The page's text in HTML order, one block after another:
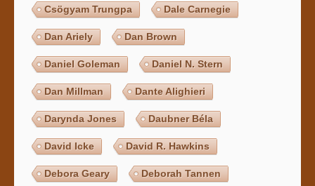
Csögyam Trungpa Dale Carnegie
Dan Ariely Dan Brown
Daniel Goleman Daniel N. Stern
Dan Millman Dante Alighieri
Darynda Jones Daubner Béla
David Icke David R. Hawkins
Debora Geary Deborah Tannen